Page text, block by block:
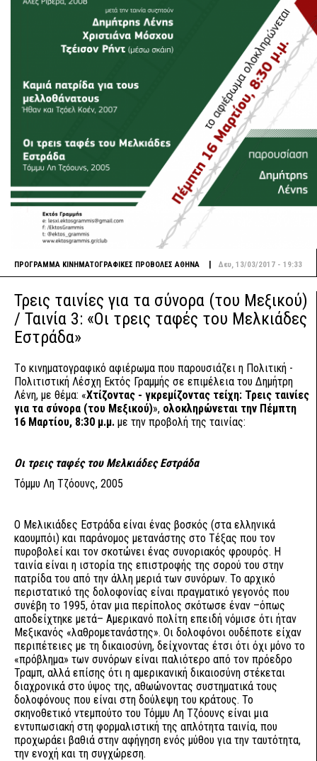
ΠΡΟΓΡΑΜΜΑ ΚΙΝΗΜΑΤΟΓΡΑΦΙΚΕΣ ΠΡΟΒΟΛΕΣ ΑΘΗΝΑ | Δευ, 13/03/2017 - 19:33
Τρεις ταινίες για τα σύνορα (του Μεξικού)
/ Ταινία 3: «Οι τρεις ταφές του Μελκιάδες
Εστράδα»
Tο κινηματογραφικό αφιέρωμα που παρουσιάζει η Πολιτική -
Πολιτιστική Λέσχη Εκτός Γραμμής σε επιμέλεια του Δημήτρη
Λένη, με θέμα: «Χτίζοντας - γκρεμίζοντας τείχη: Τρεις ταινίες
για τα σύνορα (του Μεξικού)», ολοκληρώνεται την Πέμπτη
16 Μαρτίου, 8:30 μ.μ. με την προβολή της ταινίας:
Οι τρεις ταφές του Μελκιάδες Εστράδα
Τόμμυ Λη Τζόουνς, 2005
Ο Μελικιάδες Εστράδα είναι ένας βοσκός (στα ελληνικά
καουμπόι) και παράνομος μετανάστης στο Τέξας που τον
πυροβολεί και τον σκοτώνει ένας συνοριακός φρουρός. Η
ταινία είναι η ιστορία της επιστροφής της σορού του στην
πατρίδα του από την άλλη μεριά των συνόρων. Το αρχικό
περιστατικό της δολοφονίας είναι πραγματικό γεγονός που
συνέβη το 1995, όταν μια περίπολος σκότωσε έναν –όπως
αποδείχτηκε μετά– Αμερικανό πολίτη επειδή νόμισε ότι ήταν
Μεξικανός «λαθρομετανάστης». Οι δολοφόνοι ουδέποτε είχαν
περιπέτειες με τη δικαιοσύνη, δείχνοντας έτσι ότι όχι μόνο το
«πρόβλημα» των συνόρων είναι παλιότερο από τον πρόεδρο
Τραμπ, αλλά επίσης ότι η αμερικανική δικαιοσύνη στέκεται
διαχρονικά στο ύψος της, αθωώνοντας συστηματικά τους
δολοφόνους που είναι στη δούλεψη του κράτους. Το
σκηνοθετικό ντεμπούτο του Τόμμυ Λη Τζόουνς είναι μια
εντυπωσιακή στη φορμαλιστική της απλότητα ταινία, που
προχωράει βαθιά στην αφήγηση ενός μύθου για την ταυτότητα,
την ενοχή και τη συγχώρεση.